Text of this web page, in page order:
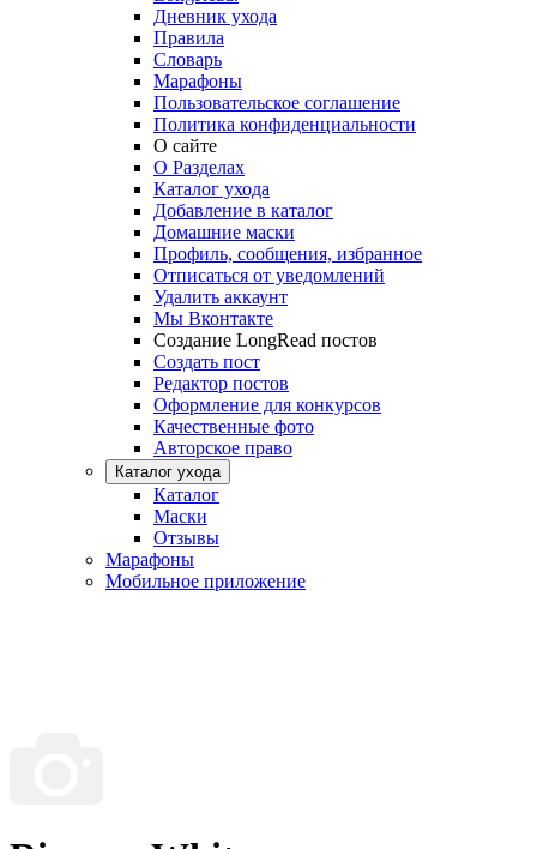
Дневник ухода
Правила
Словарь
Марафоны
Пользовательское соглашение
Политика конфиденциальности
О сайте
О Разделах
Каталог ухода
Добавление в каталог
Домашние маски
Профиль, сообщения, избранное
Отписаться от уведомлений
Удалить аккаунт
Мы Вконтакте
Создание LongRead постов
Создать пост
Редактор постов
Оформление для конкурсов
Качественные фото
Авторское право
Каталог ухода
Каталог
Маски
Отзывы
Марафоны
Мобильное приложение